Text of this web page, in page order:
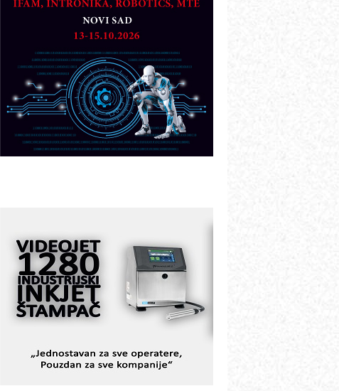
Marcom-plast d.o.o.- vaš pouzdan
obradu!
Razvoj asortimanskog pravca MINI-
PLC AKYTEC
AUKOM: Svetski standard metrologije
dostupan u Srbiji
MOTOMAN – NEXT-Robotika vođena
podešavanje u proizvodnji prototipova
KIP KOP – napredna rešenja za
savremene industrijske i logističke
objekte
Alba d.o.o. – 35 godina preciznosti u
metrologiji i pametnim dozirnim
IBeRTIM - oprema za ispitivanje